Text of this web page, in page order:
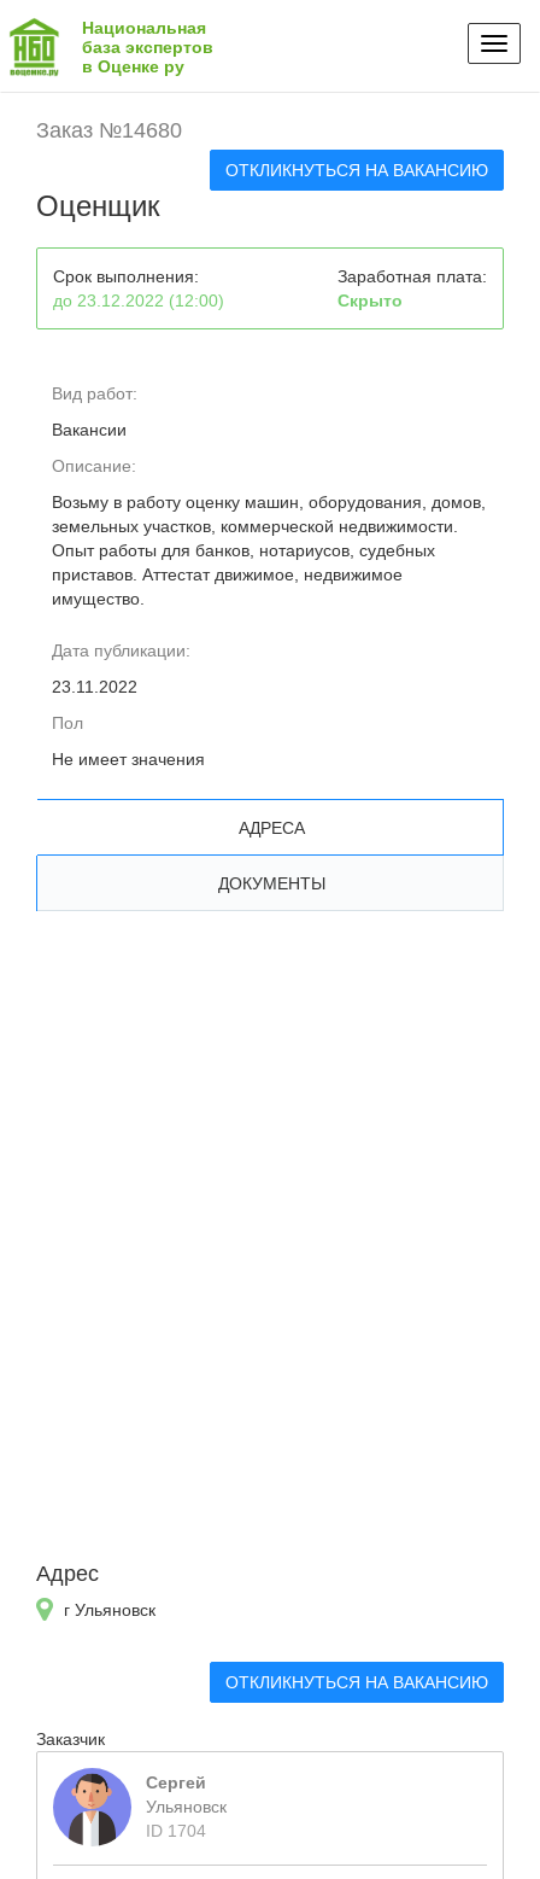
Национальная
база экспертов
в Оценке ру
Заказ №14680
ОТКЛИКНУТЬСЯ НА ВАКАНСИЮ
Оценщик
Срок выполнения:
до 23.12.2022 (12:00)
Заработная плата:
Скрыто
Вид работ:
Вакансии
Описание:
Возьму в работу оценку машин, оборудования, домов,
земельных участков, коммерческой недвижимости.
Опыт работы для банков, нотариусов, судебных
приставов. Аттестат движимое, недвижимое
имущество.
Дата публикации:
23.11.2022
Пол
Не имеет значения
АДРЕСА
ДОКУМЕНТЫ
Адрес
г Ульяновск
ОТКЛИКНУТЬСЯ НА ВАКАНСИЮ
Заказчик
Сергей
Ульяновск
ID 1704